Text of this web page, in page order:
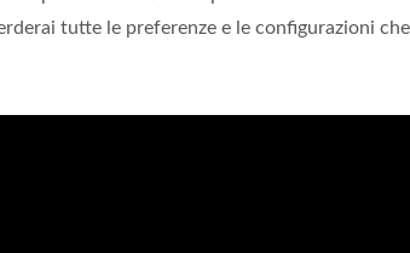
tutte le preferenze e le configurazioni